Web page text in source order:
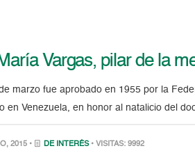
Vargas, pilar de la
marzo fue aprobado en 1955 por la
en Venezuela, en honor al natalicio del
2015 • DE INTERÉS • VISITAS: 9992